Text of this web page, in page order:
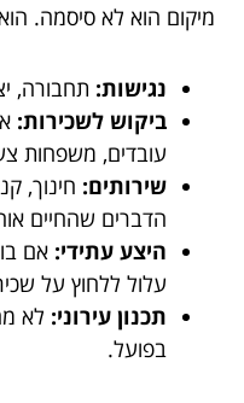
מיקום הוא לא סיסמה.
נגישות: תחבורה,
ביקוש לשכירות:
עובדים, משפחות
שירותים: חינוך,
הדברים שהחיים
היצע עתידי: אם
עלול ללחוץ על
תכנון עירוני: לא
בפועל.